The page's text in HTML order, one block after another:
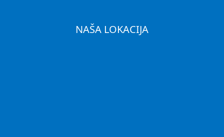
NAŠA LOKACIJA